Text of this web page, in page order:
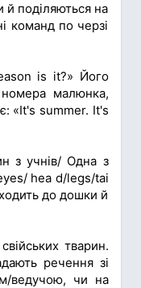
й поділяються на
команд по черзі
is it?» Його
номера малюнка,
«It's summer. It's
з учнів/ Одна з
hea d/legs/tai
до дошки й
тварин.
речення зі
ведучою, чи на